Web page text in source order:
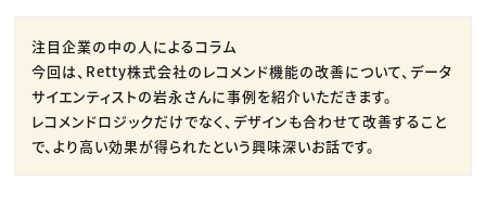
C＆R Magazine
映像
ゲーム・エンタメ
広告
出版
CREATIVE VILLAGEからのお知らせ
注目企業の中の人によるコラム
今回は、Retty株式会社のレコメンド機能の改善について、データ
サイエンティストの岩永さんに事例を紹介いただきます。
レコメンドロジックだけでなく、デザインも合わせて改善すること
で、より高い効果が得られたという興味深いお話です。